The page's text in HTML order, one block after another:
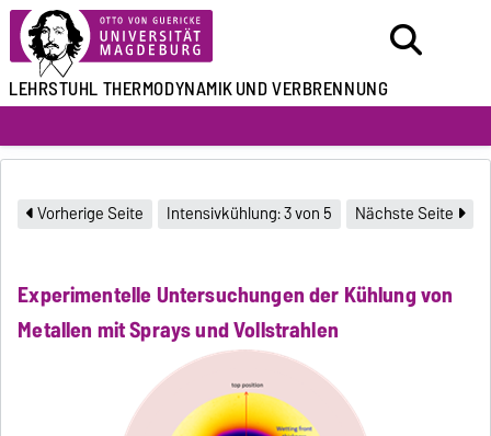
LEHRSTUHLTHERMODYNAMIKUND VERBRENNUNG
Vorherige Seite Intensivkühlung: 3 von 5 Nächste Seite
Experimentelle Untersuchungen der Kühlung von
Metallen mit Sprays und Vollstrahlen